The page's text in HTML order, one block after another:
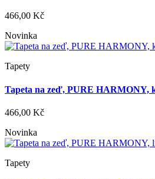
466,00 Kč
Novinka
Tapety
Tapeta na zeď, PURE HARMONY,
466,00 Kč
Novinka
Tapety